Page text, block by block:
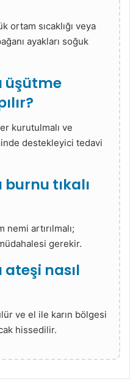
ortam sıcaklığı veya
ayakları soğuk
üşütme
kurutulmalı ve
destekleyici tedavi
tıkalı
artırılmalı;
gerekir.
nasıl
ve el ile karın bölgesi
hissedilir.